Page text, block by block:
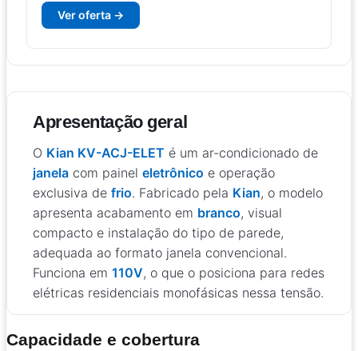
Ver oferta →
Apresentação geral
O Kian KV-ACJ-ELET é um ar-condicionado de
janela com painel eletrônico e operação
exclusiva de frio. Fabricado pela Kian, o modelo
apresenta acabamento em branco, visual
compacto e instalação do tipo de parede,
adequada ao formato janela convencional.
Funciona em 110V, o que o posiciona para redes
elétricas residenciais monofásicas nessa tensão.
Capacidade e cobertura